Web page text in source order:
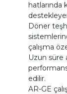
hatlarında
Döner
çalışma
Uzun süre
edilir.
AR-GE